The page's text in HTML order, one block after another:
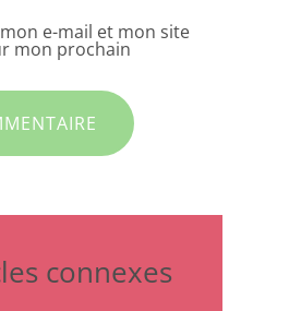
e-mail et mon site
mon prochain
connexes